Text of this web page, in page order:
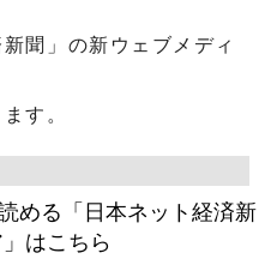
聞」の新ウェブメディ
す。
める「日本ネット経済新
はこちら